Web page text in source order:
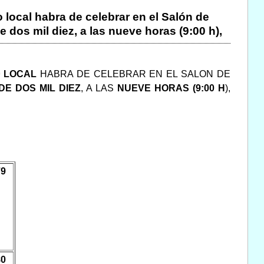
habra de celebrar en el Salón de
mil diez, a las nueve horas (9:00 h),
LOCAL HABRA DE CELEBRAR EN EL SALON DE
DOS MIL DIEZ, A LAS NUEVE HORAS (9:00 H),